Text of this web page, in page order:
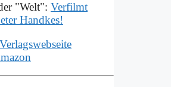
"Welt": Verfilmt
Handkes!